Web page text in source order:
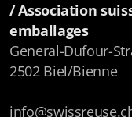
/Association
emballages
General-Dufour-
2502 Biel/Bienne